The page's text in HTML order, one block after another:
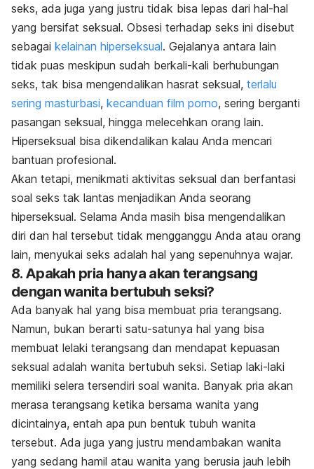
seks, ada juga yang justru tidak bisa lepas dari hal-hal
yang bersifat seksual. Obsesi terhadap seks ini disebut
sebagai kelainan hiperseksual. Gejalanya antara lain
tidak puas meskipun sudah berkali-kali berhubungan
seks, tak bisa mengendalikan hasrat seksual, terlalu
sering masturbasi, kecanduan film porno, sering berganti
pasangan seksual, hingga melecehkan orang lain.
Hiperseksual bisa dikendalikan kalau Anda mencari
bantuan profesional.
Akan tetapi, menikmati aktivitas seksual dan berfantasi
soal seks tak lantas menjadikan Anda seorang
hiperseksual. Selama Anda masih bisa mengendalikan
diri dan hal tersebut tidak mengganggu Anda atau orang
lain, menyukai seks adalah hal yang sepenuhnya wajar.
8. Apakah pria hanya akan terangsang
dengan wanita bertubuh seksi?
Ada banyak hal yang bisa membuat pria terangsang.
Namun, bukan berarti satu-satunya hal yang bisa
membuat lelaki terangsang dan mendapat kepuasan
seksual adalah wanita bertubuh seksi. Setiap laki-laki
memiliki selera tersendiri soal wanita. Banyak pria akan
merasa terangsang ketika bersama wanita yang
dicintainya, entah apa pun bentuk tubuh wanita
tersebut. Ada juga yang justru mendambakan wanita
yang sedang hamil atau wanita yang berusia jauh lebih